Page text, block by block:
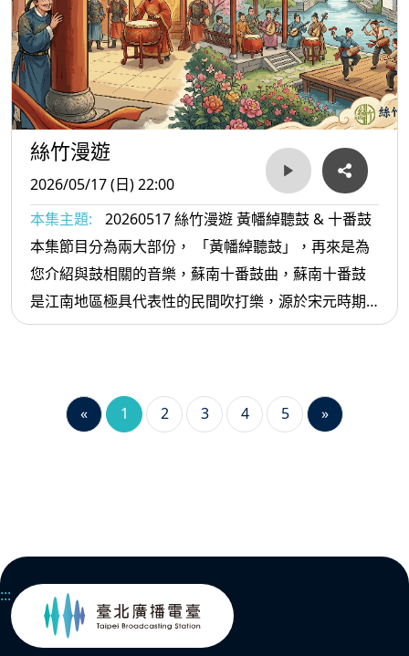
織中，穿梭時空，體驗阮咸的當代風華！
絲竹漫遊
2026/05/17 (日) 22:00
本集主題:
20260517 絲竹漫遊 黃幡綽聽鼓 & 十番鼓
本集節目分為兩大部份， 「黃幡綽聽鼓」，再來是為
您介紹與鼓相關的音樂，蘇南十番鼓曲，蘇南十番鼓
是江南地區極具代表性的民間吹打樂，源於宋元時期
的鼓笛曲，至明清時已盛行於蘇州、無錫、常州、宜
« 1 2 3 4 5 »
:::